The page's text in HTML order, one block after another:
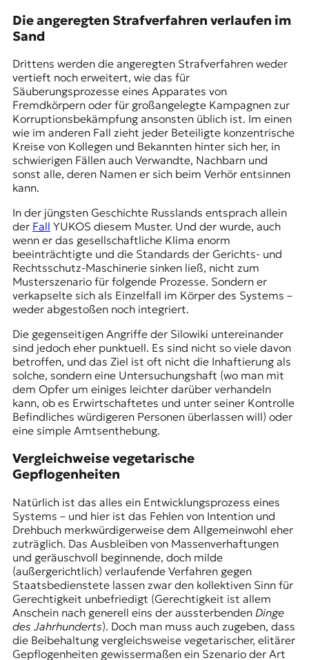
Die angeregten Strafverfahren verlaufen im
Sand
Drittens werden die angeregten Strafverfahren weder
vertieft noch erweitert, wie das für
Säuberungsprozesse eines Apparates von
Fremdkörpern oder für großangelegte Kampagnen zur
Korruptionsbekämpfung ansonsten üblich ist. Im einen
wie im anderen Fall zieht jeder Beteiligte konzentrische
Kreise von Kollegen und Bekannten hinter sich her, in
schwierigen Fällen auch Verwandte, Nachbarn und
sonst alle, deren Namen er sich beim Verhör entsinnen
kann.
In der jüngsten Geschichte Russlands entsprach allein
der Fall YUKOS diesem Muster. Und der wurde, auch
wenn er das gesellschaftliche Klima enorm
beeinträchtigte und die Standards der Gerichts- und
Rechtsschutz-Maschinerie sinken ließ, nicht zum
Musterszenario für folgende Prozesse. Sondern er
verkapselte sich als Einzelfall im Körper des Systems –
weder abgestoßen noch integriert.
Die gegenseitigen Angriffe der Silowiki untereinander
sind jedoch eher punktuell. Es sind nicht so viele davon
betroffen, und das Ziel ist oft nicht die Inhaftierung als
solche, sondern eine Untersuchungshaft (wo man mit
dem Opfer um einiges leichter darüber verhandeln
kann, ob es Erwirtschaftetes und unter seiner Kontrolle
Befindliches würdigeren Personen überlassen will) oder
eine simple Amtsenthebung.
Vergleichweise vegetarische
Gepflogenheiten
Natürlich ist das alles ein Entwicklungsprozess eines
Systems – und hier ist das Fehlen von Intention und
Drehbuch merkwürdigerweise dem Allgemeinwohl eher
zuträglich. Das Ausbleiben von Massenverhaftungen
und geräuschvoll beginnende, doch milde
(außergerichtlich) verlaufende Verfahren gegen
Staatsbedienstete lassen zwar den kollektiven Sinn für
Gerechtigkeit unbefriedigt (Gerechtigkeit ist allem
Anschein nach generell eins der aussterbenden Dinge
des Jahrhunderts). Doch man muss auch zugeben, dass
die Beibehaltung vergleichsweise vegetarischer, elitärer
Gepflogenheiten gewissermaßen ein Szenario der Art